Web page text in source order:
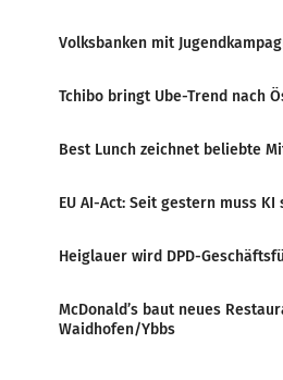
Volksbanken mit
Tchibo bringt Ube-Trend nach
Best Lunch zeichnet beliebte
EU AI-Act: Seit gestern muss KI
Heiglauer wird DPD-
McDonald’s baut neues
Waidhofen/Ybbs